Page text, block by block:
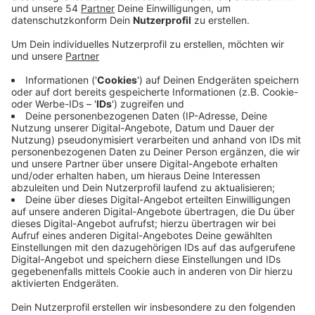
Veröffentlicht:Montag, 11.12.2023 06:44
Anzeige
Das sind rund 70 Päckchen weniger als im
vergangenen Jahr. Auf die Päckchen freuen sich jetzt
die in unserer Stadt, die sich gerade nicht so viel
leisten können. Wie in jedem Jahr, dürfte sich auch
heute wieder eine lange Schlange bilden am
Tafelladen am Nordpark 299. Viele sind schon Stunden
vorher da. Die bunt verpackten Päckchen mit Nudeln,
Kaffee und Co werden heute von 9 bis 15 Uhr verteilt.
Um ein Päckchen zu bekommen, muss jeder einen
gültigen Leistungsbescheid und den
Personalausweises bzw. den Reisepass mitbringen.
Jede Woche nutzen bis zu 800 Familien in unserer
Stadt das Angebot der Mönchengladbacher Tafel.